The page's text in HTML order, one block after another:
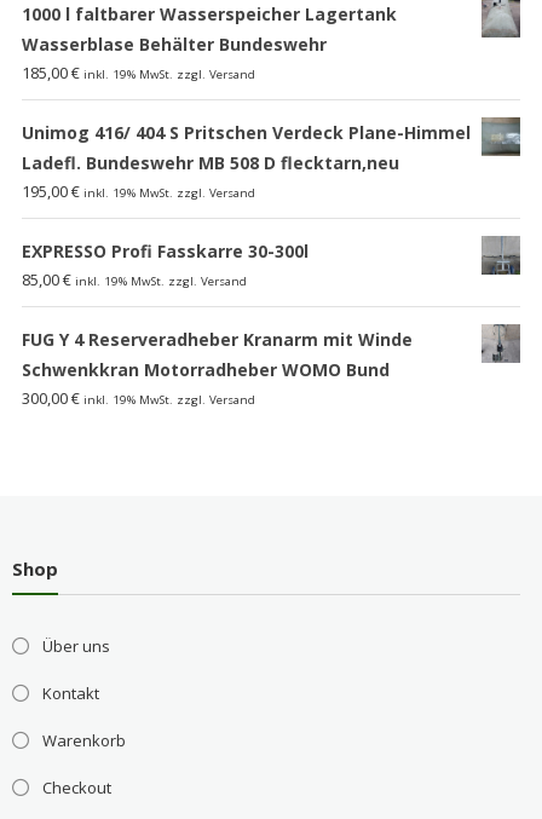
1000 l faltbarer Wasserspeicher Lagertank
Wasserblase Behälter Bundeswehr
185,00€ inkl. 19% MwSt. zzgl. Versand
Unimog 416/ 404 S Pritschen Verdeck Plane-Himmel
Ladefl. Bundeswehr MB 508 D flecktarn,neu
195,00€ inkl. 19% MwSt. zzgl. Versand
EXPRESSO Profi Fasskarre 30-300l
85,00€ inkl. 19% MwSt. zzgl. Versand
FUG Y 4 Reserveradheber Kranarm mit Winde
Schwenkkran Motorradheber WOMO Bund
300,00€ inkl. 19% MwSt. zzgl. Versand
Shop
Über uns
Kontakt
Warenkorb
Checkout